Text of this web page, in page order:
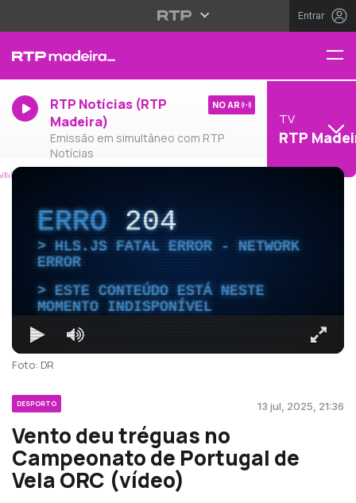
Entrar
RTP Notícias (RTP
Madeira)
Emissão em simultâneo com RTP
Notícias
NO AR
TV
RTP
ERRO204
HLS.JS FATAL ERROR - NETWORK
ERROR
ESTE CONTEÚDO ESTÁ NESTE
MOMENTO INDISPONÍVEL
Foto: DR
DESPORTO 13 jul, 2025, 21:36
Vento deu tréguas no
Campeonato de Portugal de
Vela ORC (vídeo)